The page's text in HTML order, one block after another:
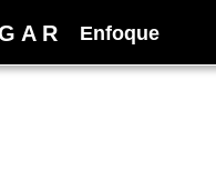
A R Enfoque